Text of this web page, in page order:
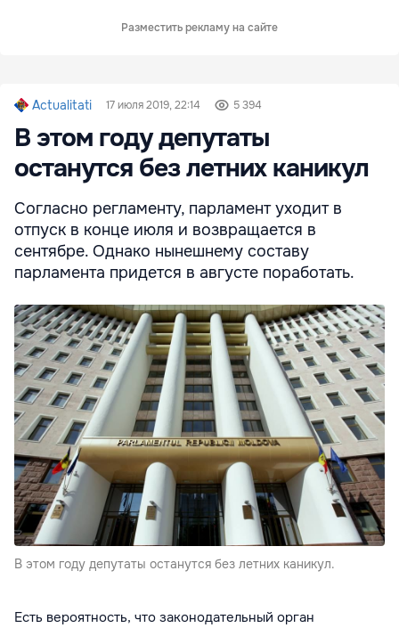
Разместить рекламу на сайте
Actualitati 17 июля 2019, 22:14 5 394
В этом году депутаты
останутся без летних каникул
Согласно регламенту, парламент уходит в
отпуск в конце июля и возвращается в
сентябре. Однако нынешнему составу
парламента придется в августе поработать.
В этом году депутаты останутся без летних каникул.
Есть вероятность, что законодательный орган